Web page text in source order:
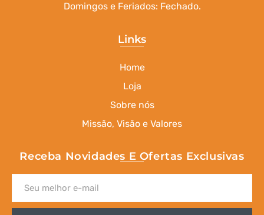
Domingos e Feriados: Fechado.
Links
Home
Loja
Sobre nós
Missão, Visão e Valores
Receba Novidades E Ofertas Exclusivas